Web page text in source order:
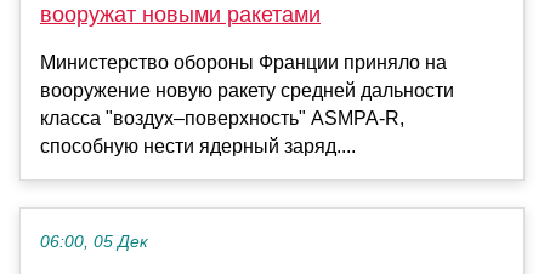
вооружат новыми ракетами
Министерство обороны Франции приняло на
вооружение новую ракету средней дальности
класса "воздух–поверхность" ASMPA-R,
способную нести ядерный заряд....
06:00, 05 Дек